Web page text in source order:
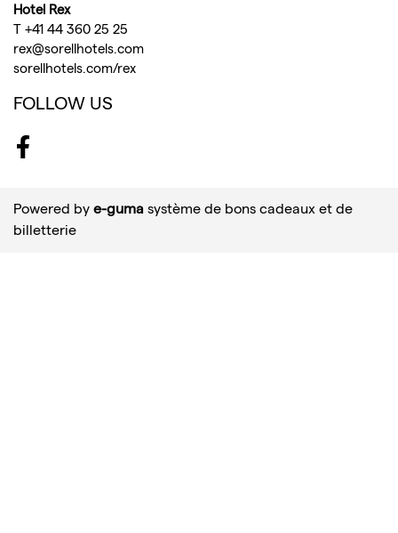
Hotel Rex
T +41 44 360 25 25
rex@sorellhotels.com
sorellhotels.com/rex
FOLLOW US
Powered by e-guma système de bons cadeaux et de
billetterie